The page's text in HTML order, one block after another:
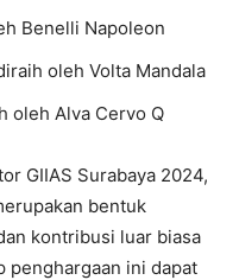
Benelli Napoleon
oleh Volta Mandala
oleh Alva Cervo Q
GIIAS Surabaya 2024,
bentuk
kontribusi luar biasa
penghargaan ini dapat